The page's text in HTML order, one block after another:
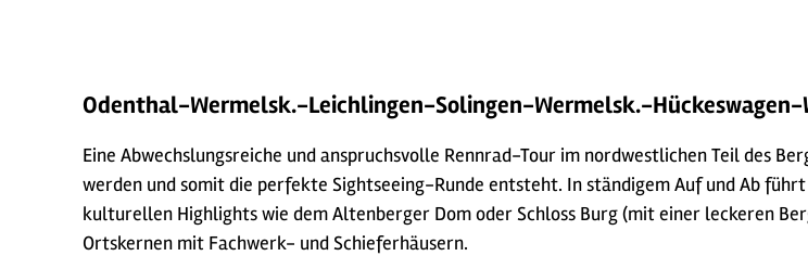
Odenthal-Wermelsk.-Leichlingen-Solingen-Wermelsk.-
Eine Abwechslungsreiche und anspruchsvolle Rennrad-Tour im nordwestlichen Teil des
werden und somit die perfekte Sightseeing-Runde entsteht. In ständigem Auf und Ab
kulturellen Highlights wie dem Altenberger Dom oder Schloss Burg (mit einer leckeren
Ortskernen mit Fachwerk- und Schieferhäusern.